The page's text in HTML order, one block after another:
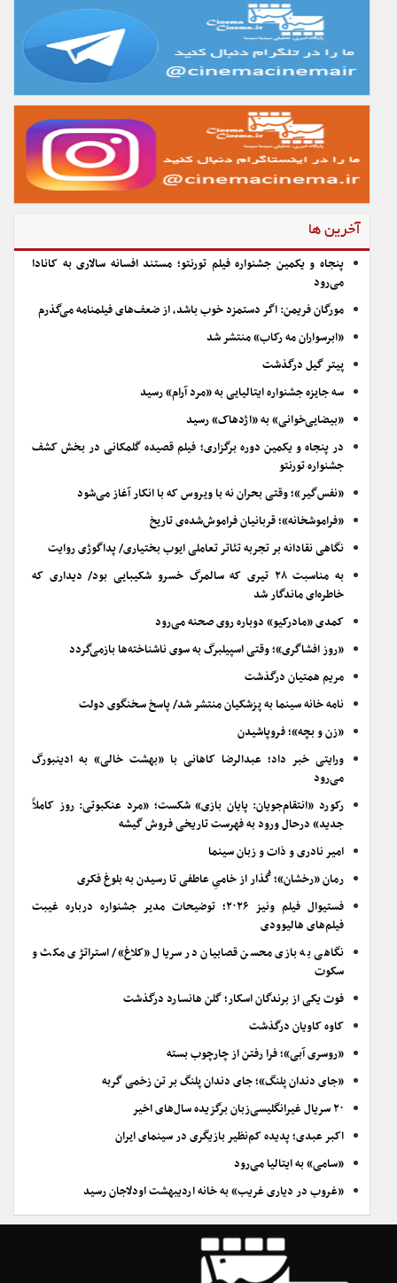
آخرین ها
پنجاه و یکمین جشنواره فیلم تورنتو؛ مستند افسانه سالاری به کانادا
می‌رود
مورگان فریمن: اگر دستمزد خوب باشد، از ضعف‌های فیلمنامه می‌گذرم
«ابرسواران مه رکاب» منتشر شد
پیتر گیل درگذشت
سه جایزه جشنواره ایتالیایی به «مرد آرام» رسید
«بیضایی‌خوانی» به «اژدهاک» رسید
در پنجاه و یکمین دوره برگزاری؛ فیلم قصیده گلمکانی در بخش کشف
جشنواره تورنتو
«نفس‌گیر»؛ وقتی بحران نه با ویروس که با انکار آغاز می‌شود
«فراموشخانه»؛ قربانیان فراموش‌شده‌ی تاریخ
نگاهی نقادانه بر تجربه تئاتر تعاملی ایوب بختیاری/ پداگوژی روایت
به مناسبت ۲۸ تیری که سالمرگ خسرو شکیبایی بود/ دیداری که
خاطره‌ای ماندگار شد
کمدی «مادرکیو» دوباره روی صحنه می‌رود
«روز افشاگری»؛ وقتی اسپیلبرگ به سوی ناشناخته‌ها بازمی‌گردد
مریم همتیان درگذشت
نامه خانه سینما به پزشکیان منتشر شد/ پاسخ سخنگوی دولت
«زن و بچه»؛ فروپاشیدن
ورایتی خبر داد؛ عبدالرضا کاهانی با «بهشت خالی» به ادینبورگ
می‌رود
رکورد «انتقام‌جویان: پایان بازی» شکست؛ «مرد عنکبوتی: روز کاملاً
جدید» درحال ورود به فهرست تاریخی فروش گیشه
امیر نادری و ذات و زبان سینما
رمان «رخشان»؛ گُذار از خامیِ عاطفی تا رسیدن به بلوغ فکری
فستیوال فیلم ونیز ۲۰۲۶؛ توضیحات مدیر جشنواره درباره غیبت
فیلم‌های هالیوودی
نگاهی به بازی محسن قصابیان در سریال «کلاغ»/ استراتژی مکث و
سکوت
فوت یکی از برندگان اسکار؛ گلن هانسارد درگذشت
کاوه کاویان درگذشت
«روسری آبی»؛ فرا رفتن از چارچوب بسته
«جای دندان پلنگ»؛ جای دندان پلنگ بر تن زخمی گربه
۲۰ سریال غیرانگلیسی‌زبان برگزیده سال‌های اخیر
اکبر عبدی؛ پدیده کم‌نظیر بازیگری در سینمای ایران
«سامی» به ایتالیا می‌رود
«غروب در دیاری غریب» به خانه اردیبهشت اودلاجان رسید